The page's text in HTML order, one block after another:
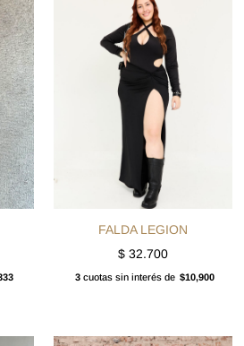
FALDA LEGION
$32.700
3 cuotas sin interés de $10,900